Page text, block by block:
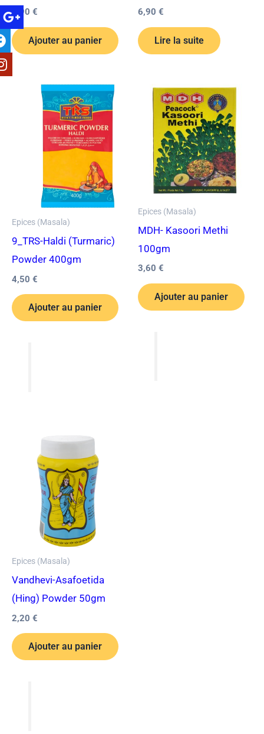
1,90 €
Ajouter au panier
6,90 €
Lire la suite
Epices (Masala)
9_TRS-Haldi (Turmaric)
Powder 400gm
4,50 €
Ajouter au panier
Epices (Masala)
MDH- Kasoori Methi
100gm
3,60 €
Ajouter au panier
Epices (Masala)
Vandhevi-Asafoetida
(Hing) Powder 50gm
2,20 €
Ajouter au panier